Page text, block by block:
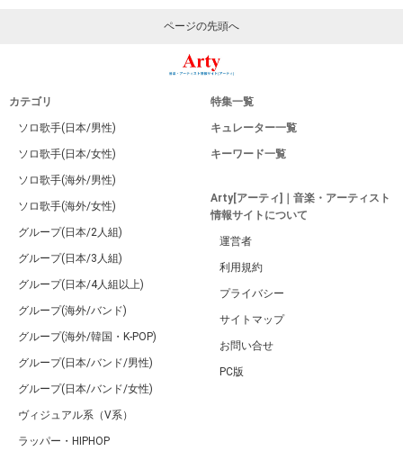
ページの先頭へ
カテゴリ
ソロ歌手(日本/男性)
ソロ歌手(日本/女性)
ソロ歌手(海外/男性)
ソロ歌手(海外/女性)
グループ(日本/2人組)
グループ(日本/3人組)
グループ(日本/4人組以上)
グループ(海外/バンド)
グループ(海外/韓国・K-POP)
グループ(日本/バンド/男性)
グループ(日本/バンド/女性)
ヴィジュアル系（V系）
ラッパー・HIPHOP
特集一覧
キュレーター一覧
キーワード一覧
Arty[アーティ]｜音楽・アーティスト
情報サイトについて
運営者
利用規約
プライバシー
サイトマップ
お問い合せ
PC版